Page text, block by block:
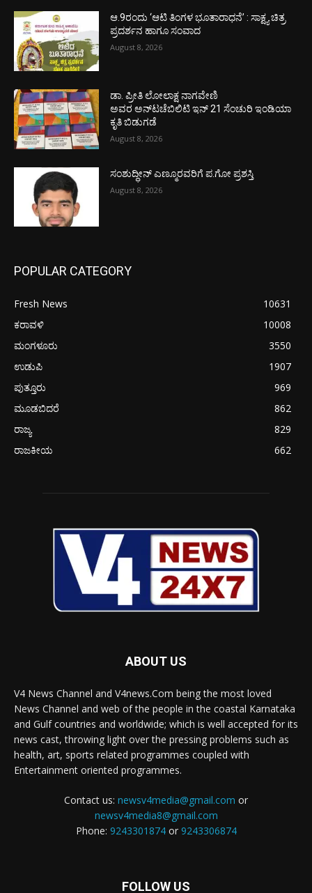
ಆ.9ರಂದು ‘ಆಟಿ ತಿಂಗಳ ಭೂತಾರಾಧನೆ’ : ಸಾಕ್ಷ್ಯ ಚಿತ್ರ
ಪ್ರದರ್ಶನ ಹಾಗೂ ಸಂವಾದ
August 8, 2026
ಡಾ. ಪ್ರೀತಿ ಲೋಲಾಕ್ಷ ನಾಗವೇಣಿ
ಅವರ ಅನ್‌ಟಚೆಬಿಲಿಟಿ ಇನ್ 21 ಸೆಂಚುರಿ ಇಂಡಿಯಾ
ಕೃತಿ ಬಿಡುಗಡೆ
August 8, 2026
ಸಂಶುದ್ಧೀನ್ ಎಣ್ಮೂರವರಿಗೆ ಪ.ಗೋ ಪ್ರಶಸ್ತಿ
August 8, 2026
POPULAR CATEGORY
Fresh News
10631
ಕರಾವಳಿ
10008
ಮಂಗಳೂರು
3550
ಉಡುಪಿ
1907
ಪುತ್ತೂರು
969
ಮೂಡಬಿದರೆ
862
ರಾಜ್ಯ
829
ರಾಜಕೀಯ
662
ABOUT US
V4 News Channel and V4news.Com being the most loved
News Channel and web of the people in the coastal Karnataka
and Gulf countries and worldwide; which is well accepted for its
news cast, throwing light over the pressing problems such as
health, art, sports related programmes coupled with
Entertainment oriented programmes.
Contact us: newsv4media@gmail.com or
newsv4media8@gmail.com
Phone: 9243301874or 9243306874
FOLLOW US